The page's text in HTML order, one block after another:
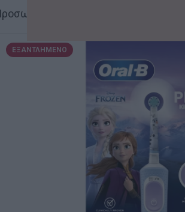
Φροντίδα
ΕΞΑΝΤΛΗΜΈΝΟ